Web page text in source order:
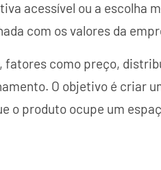
acessível ou a escolha
com os valores da
fatores como preço,
O objetivo é criar
o produto ocupe um